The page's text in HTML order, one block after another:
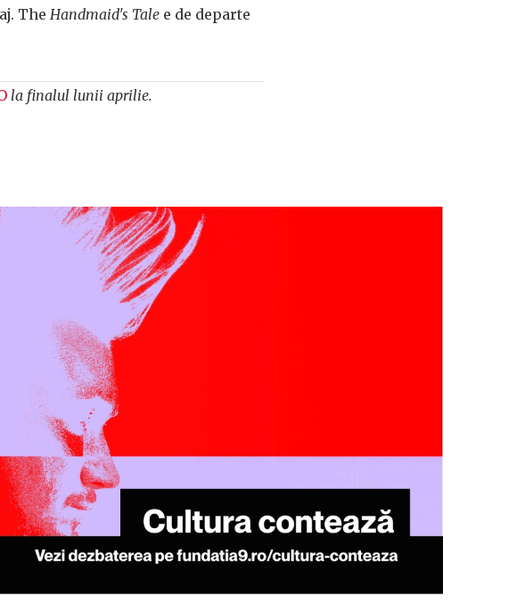
The Handmaid's Tale e de departe
la finalul lunii aprilie.